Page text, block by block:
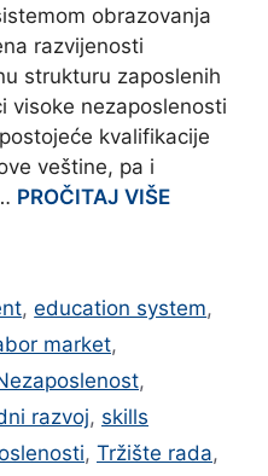
obrazovanja
razvijenosti
strukturu zaposlenih
visoke nezaposlenosti
kvalifikacije
veštine, pa i
PROČITAJ VIŠE
,education system,
market,
,
razvoj, skills
, Tržište rada,